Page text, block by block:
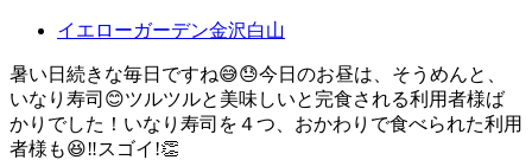
イエローガーデン金沢白山
暑い日続きな毎日ですね😅😓今日のお昼は、そうめんと、
いなり寿司😊ツルツルと美味しいと完食される利用者様ば
かりでした！いなり寿司を４つ、おかわりで食べられた利用
者様も😆‼️スゴイ!👏